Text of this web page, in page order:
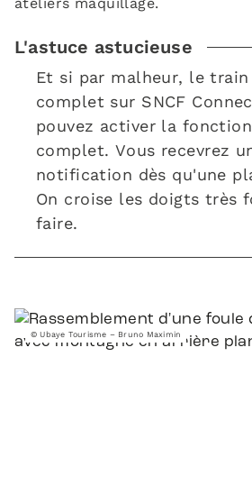
L'astuce astucieuse
Et si par malheur, le
complet sur SNCF
pouvez activer la
complet. Vous recevrez
notification dès qu'une
On croise les doigts très
faire.
© Ubaye Tourisme – Bruno Maximin